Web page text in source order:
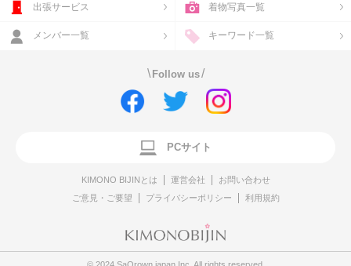
出張サービス 着物写真一覧
メンバー一覧 キーワード一覧
\ Follow us/
PCサイト
KIMONO BIJINとは 運営会社
お問い合わせ
ご意見・ご要望
プライバシーポリシー 利用規約